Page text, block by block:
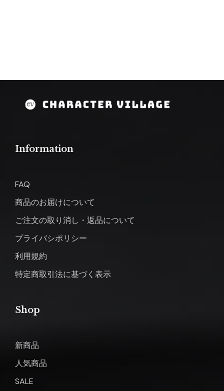
Information
FAQ
商品のお届けについて
ご注文の取り消し・返品について
プライバシポリシー
利用規約
特定商取引法に基づく表示
Shop
新商品
人気商品
SALE